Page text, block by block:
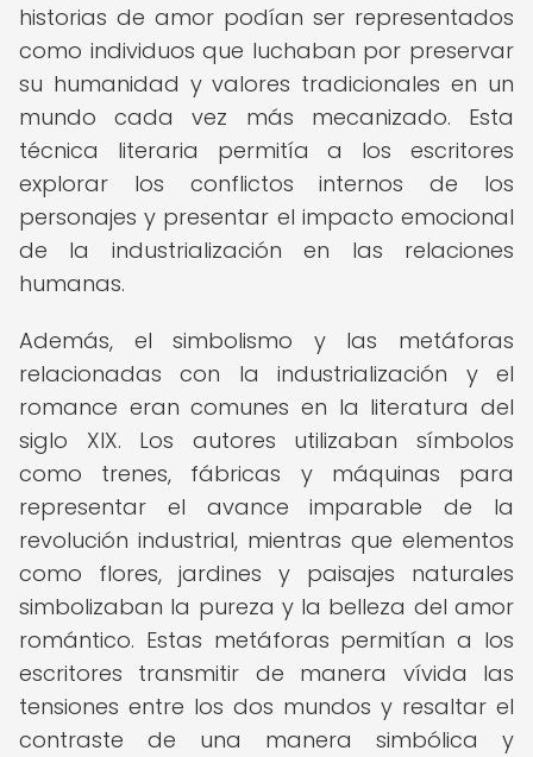
historias de amor podían ser representados
como individuos que luchaban por preservar
su humanidad y valores tradicionales en un
mundo cada vez más mecanizado. Esta
técnica literaria permitía a los escritores
explorar los conflictos internos de los
personajes y presentar el impacto emocional
de la industrialización en las relaciones
humanas.
Además, el simbolismo y las metáforas
relacionadas con la industrialización y el
romance eran comunes en la literatura del
siglo XIX. Los autores utilizaban símbolos
como trenes, fábricas y máquinas para
representar el avance imparable de la
revolución industrial, mientras que elementos
como flores, jardines y paisajes naturales
simbolizaban la pureza y la belleza del amor
romántico. Estas metáforas permitían a los
escritores transmitir de manera vívida las
tensiones entre los dos mundos y resaltar el
contraste de una manera simbólica y